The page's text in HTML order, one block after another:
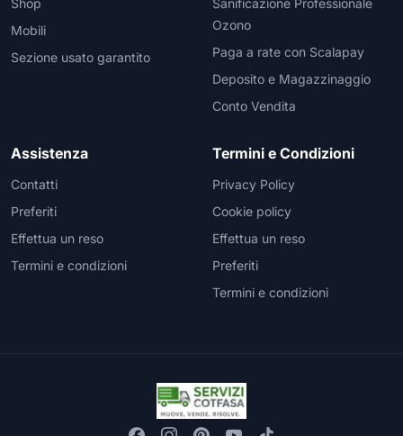
Shop
Mobili
Sezione usato garantito
Sanificazione Professionale
Ozono
Paga a rate con Scalapay
Deposito e Magazzinaggio
Conto Vendita
Assistenza
Contatti
Preferiti
Effettua un reso
Termini e condizioni
Termini e Condizioni
Privacy Policy
Cookie policy
Effettua un reso
Preferiti
Termini e condizioni